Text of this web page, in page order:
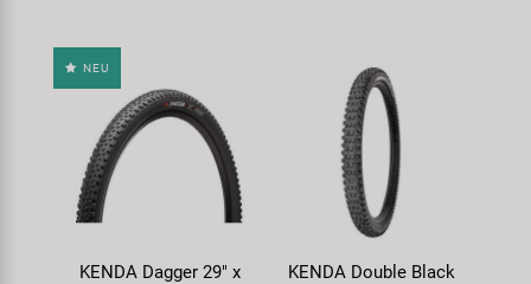
NEU
KENDA Dagger 29" x
KENDA Double Black